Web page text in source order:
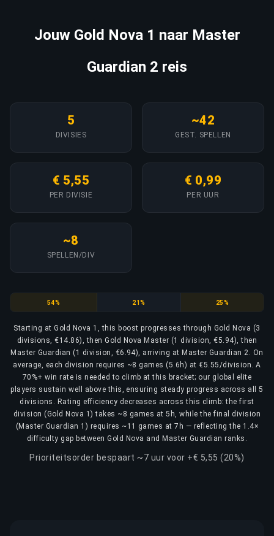
Jouw Gold Nova 1 naar Master
Guardian 2 reis
5
DIVISIES
~42
GEST. SPELLEN
€ 5,55
PER DIVISIE
€ 0,99
PER UUR
~8
SPELLEN/DIV
Gold Nova
54% Gold Nova Master
21% Master Guardian
25%
Starting at Gold Nova 1, this boost progresses through Gold Nova (3
divisions, €14.86), then Gold Nova Master (1 division, €5.94), then
Master Guardian (1 division, €6.94), arriving at Master Guardian 2. On
average, each division requires ~8 games (5.6h) at €5.55/division. A
70%+ win rate is needed to climb at this bracket; our global elite
players sustain well above this, ensuring steady progress across all 5
divisions. Rating efficiency decreases across this climb: the first
division (Gold Nova 1) takes ~8 games at 5h, while the final division
(Master Guardian 1) requires ~11 games at 7h — reflecting the 1.4×
difficulty gap between Gold Nova and Master Guardian ranks.
Prioriteitsorder bespaart ~7 uur voor +€ 5,55 (20%)